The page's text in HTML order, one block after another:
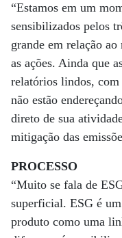
“Estamos em um
sensibilizados pelos
grande em relação
as ações. Ainda que
relatórios lindos, com
não estão
direto de sua
mitigação das
PROCESSO
“Muito se fala de
superficial. ESG é
produto como uma